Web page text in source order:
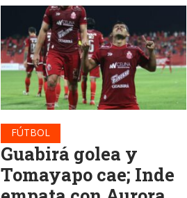
FÚTBOL
Guabirá golea y
Tomayapo cae; Inde